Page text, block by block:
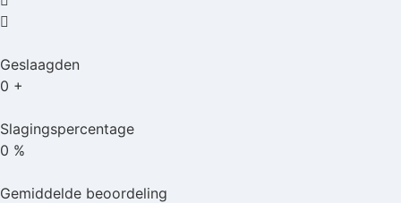
Geslaagden
0 +
Slagingspercentage
0 %
Gemiddelde beoordeling